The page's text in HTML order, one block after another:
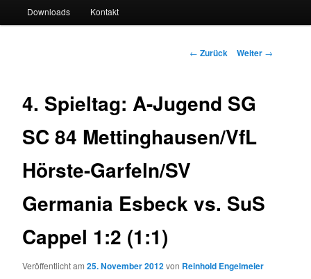
wechseln
Inhalt
Downloads Kontakt
Beitrags-
← Zurück Weiter →
4. Spieltag: A-Jugend SG
SC 84 Mettinghausen/VfL
Hörste-Garfeln/SV
Germania Esbeck vs. SuS
Cappel 1:2 (1:1)
Veröffentlicht am25. November 2012von Reinhold Engelmeier